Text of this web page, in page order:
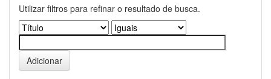
Utilizar filtros para refinar o resultado de busca.